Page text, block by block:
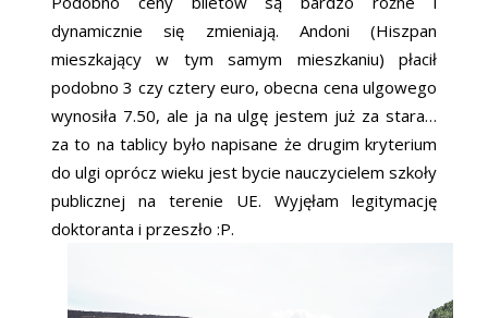
dynamicznie się zmieniają. Andoni (Hiszpan
mieszkający w tym samym mieszkaniu) płacił
podobno 3 czy cztery euro, obecna cena ulgowego
wynosiła 7.50, ale ja na ulgę jestem już za stara…
za to na tablicy było napisane że drugim kryterium
do ulgi oprócz wieku jest bycie nauczycielem szkoły
publicznej na terenie UE. Wyjęłam legitymację
doktoranta i przeszło :P.